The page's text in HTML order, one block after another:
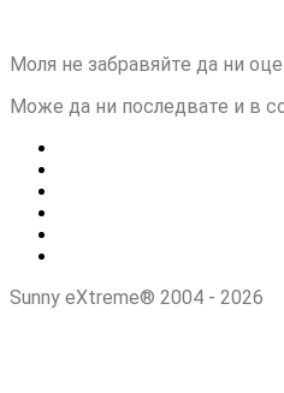
Моля не забравяйте да ни
Може да ни последвате и в
Sunny eXtreme® 2004 - 2026